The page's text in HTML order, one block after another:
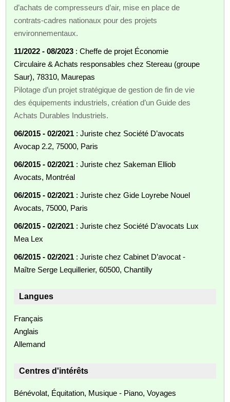
d’achats de compresseurs d’air, mise en place de
contrats-cadres nationaux pour des projets
environnementaux.
11/2022 - 08/2023 : Cheffe de projet Économie
Circulaire & Achats responsables chez Stereau (groupe
Saur), 78310, Maurepas
Pilotage d’un projet stratégique de gestion de fin de vie
des équipements industriels, création d’un Guide des
Achats Durables Industriels.
06/2015 - 02/2021 : Juriste chez Société D’avocats
Avocap 2.2, 75000, Paris
06/2015 - 02/2021 : Juriste chez Sakeman Elliob
Avocats, Montréal
06/2015 - 02/2021 : Juriste chez Gide Loyrebe Nouel
Avocats, 75000, Paris
06/2015 - 02/2021 : Juriste chez Société D’avocats Lux
Mea Lex
06/2015 - 02/2021 : Juriste chez Cabinet D’avocat -
Maître Serge Lequillerier, 60500, Chantilly
Langues
Français
Anglais
Allemand
Centres d'intérêts
Bénévolat, Équitation, Musique - Piano, Voyages